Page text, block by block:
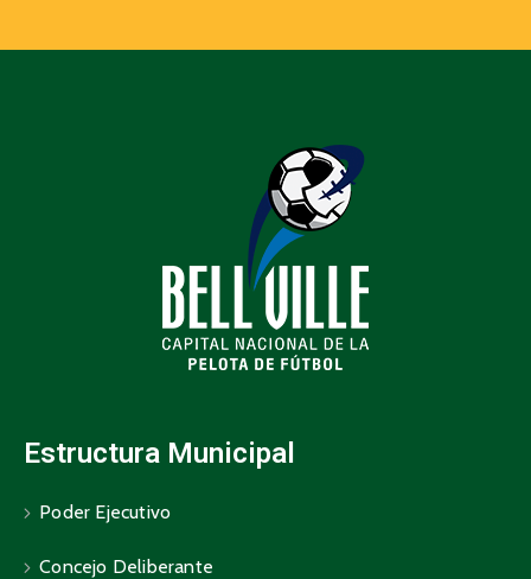
Estructura Municipal
Poder Ejecutivo
Concejo Deliberante